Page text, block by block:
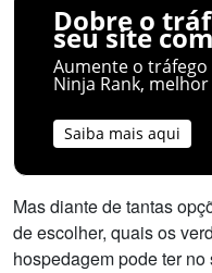
Dobre o
seu site
Aumente o
Ninja Rank,
Saiba mais aqui
Mas diante de tantas
de escolher, quais os
hospedagem pode ter no